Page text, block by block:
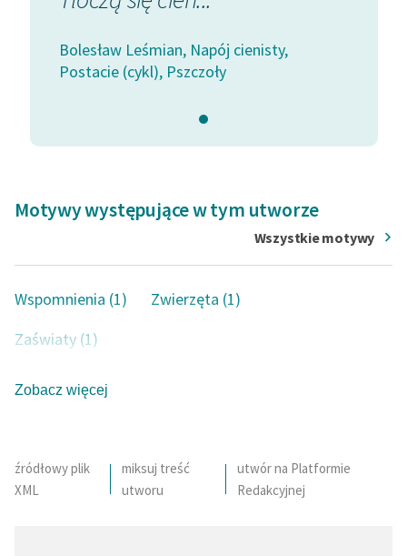
Bolesław Leśmian, Napój cienisty,
Postacie (cykl), Pszczoły
Motywy występujące w tym utworze
Wszystkie motywy
Wspomnienia (1)
Zwierzęta (1)
Zaświaty (1)
Zobacz więcej
źródłowy plik
XML
miksuj treść
utworu
utwór na Platformie
Redakcyjnej